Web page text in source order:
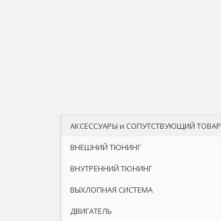
АКСЕССУАРЫ и СОПУТСТВУЮЩИЙ ТОВАР
ВНЕШНИЙ ТЮНИНГ
ВНУТРЕННИЙ ТЮНИНГ
ВЫХЛОПНАЯ СИСТЕМА
ДВИГАТЕЛЬ